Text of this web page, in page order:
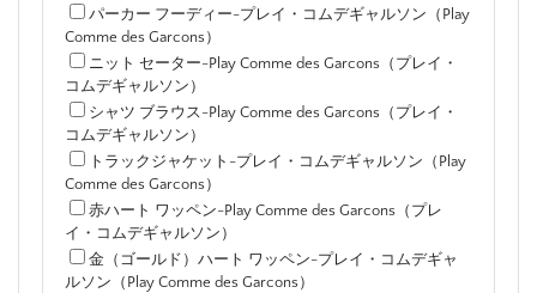
パーカー フーディー-プレイ・コムデギャルソン（Play
Comme des Garcons）
ニット セーター-Play Comme des Garcons（プレイ・
コムデギャルソン）
シャツ ブラウス-Play Comme des Garcons（プレイ・
コムデギャルソン）
トラックジャケット-プレイ・コムデギャルソン（Play
Comme des Garcons）
赤ハート ワッペン-Play Comme des Garcons（プレ
イ・コムデギャルソン）
金（ゴールド）ハート ワッペン-プレイ・コムデギャ
ルソン（Play Comme des Garcons）